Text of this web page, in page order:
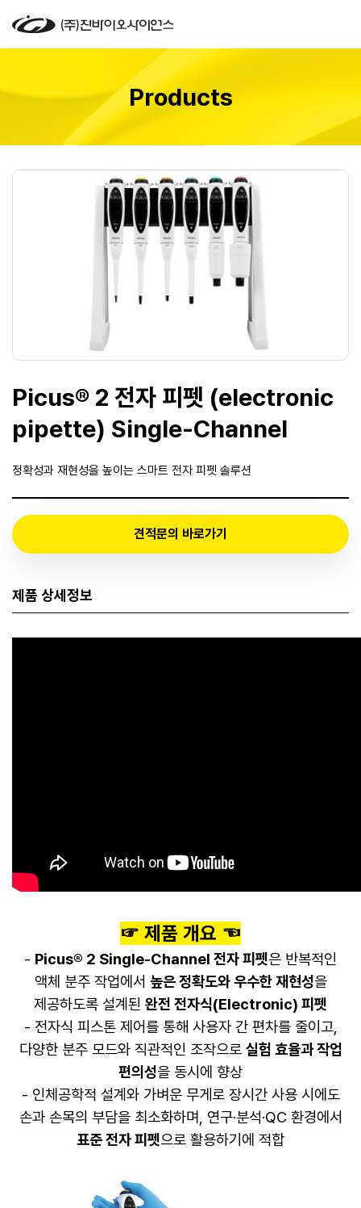
Products
Picus® 2 전자 피펫 (electronic
pipette) Single-Channel
정확성과 재현성을 높이는 스마트 전자 피펫 솔루션
견적문의 바로가기
제품 상세정보
☞ 제품 개요 ☜
- Picus® 2 Single-Channel 전자 피펫은 반복적인
액체 분주 작업에서 높은 정확도와 우수한 재현성을
제공하도록 설계된 완전 전자식(Electronic) 피펫
- 전자식 피스톤 제어를 통해 사용자 간 편차를 줄이고,
다양한 분주 모드와 직관적인 조작으로 실험 효율과 작업
편의성을 동시에 향상
- 인체공학적 설계와 가벼운 무게로 장시간 사용 시에도
손과 손목의 부담을 최소화하며, 연구·분석·QC 환경에서
표준 전자 피펫으로 활용하기에 적합